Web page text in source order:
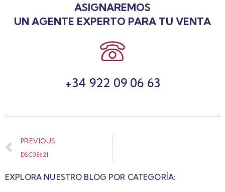
ASIGNAREMOS
UN AGENTE EXPERTO PARA TU VENTA
+34 922 09 06 63
PREVIOUS
DSC08621
EXPLORA NUESTRO BLOG POR CATEGORÍA: